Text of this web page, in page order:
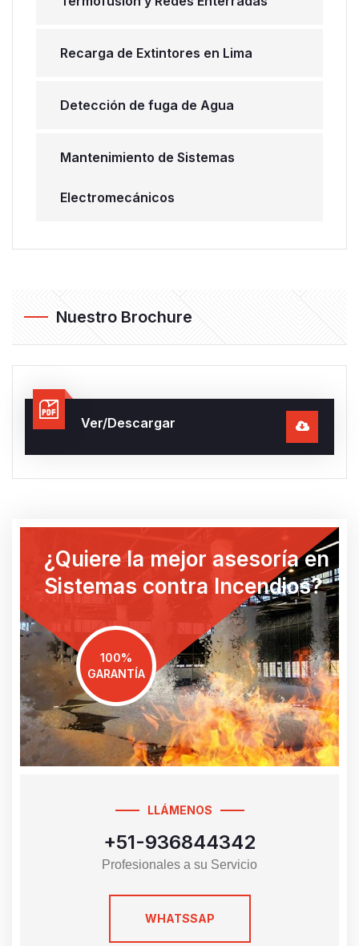
Recarga de Extintores en Lima
Detección de fuga de Agua
Mantenimiento de Sistemas
Electromecánicos
Nuestro Brochure
Ver/Descargar
¿Quiere la mejor asesoría en
Sistemas contra Incendios?
100%
GARANTÍA
LLÁMENOS
+51-936844342
Profesionales a su Servicio
WHATSSAP